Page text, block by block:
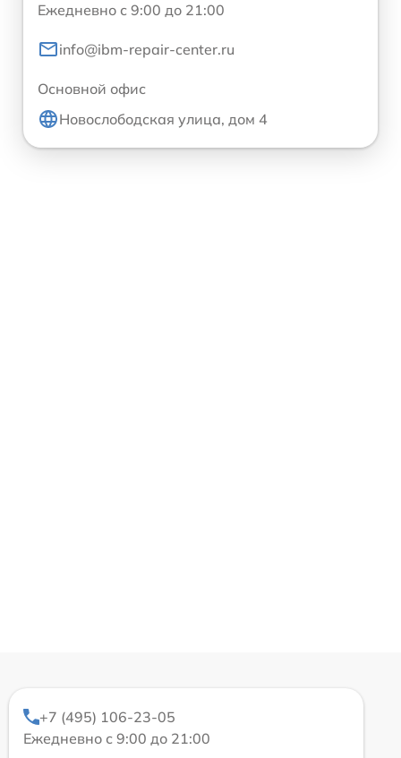
Ежедневно с 9:00 до 21:00
info@ibm-repair-center.ru
Основной офис
Новослободская улица, дом 4
+7 (495) 106-23-05
Ежедневно с 9:00 до 21:00